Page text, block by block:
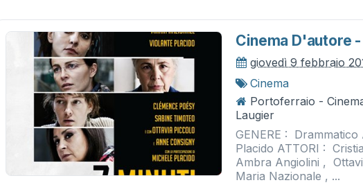
Cinema D'autore
giovedì 9 febbraio
Cinema
Portoferraio -
Laugier
GENERE :
Placido ATTORI :
Ambra Angiolini ,
Maria Nazionale , ...